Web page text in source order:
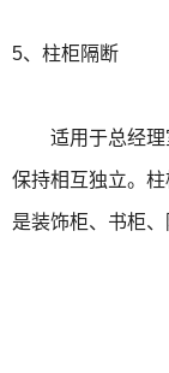
5、柱柜隔断
适用于总经理
保持相互独立。
是装饰柜、书柜